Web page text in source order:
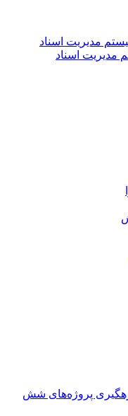
مدیریت اسناد
اسناد
پروژه‌های شش